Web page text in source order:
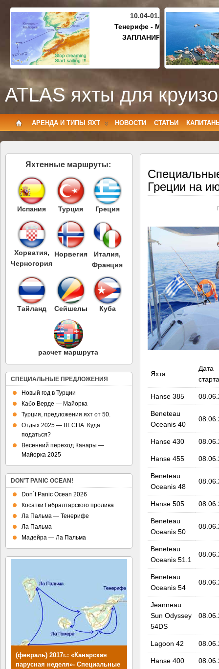
10.04-01.05.2027
Тенерифе - Майорка
ЗАПЛАНИРОВАНО
ATLAS яхты для
АРЕНДА И ТИПЫ ЯХТ НОВОСТИ СТАТЬИ
Греции на
Яхта
Дата
старта
Hanse 385
Beneteau
Oceanis 40
Hanse 430
Hanse 455
Beneteau
Oceanis 48
Hanse 505
Beneteau
Oceanis 50
Beneteau
Oceanis 51.1
Beneteau
Oceanis 54
Jeanneau
Sun Odyssey
54DS
Lagoon 42
Hanse 400
Яхтенные маршруты:
Испания Турция Греция
Хорватия,
Черногория
Норвегия
Италия,
Франция
Тайланд Сейшелы Куба
расчет маршрута
СПЕЦИАЛЬНЫЕ ПРЕДЛОЖЕНИЯ
Новый год в Турции
Кабо Верде — Майорка
Турция, предложения яхт от 50.
Отдых 2025 — ВЕСНА: Куда
податься?
Весенний переход Канары —
Майорка 2025
DON’T PANIC OCEAN!
Don`t Panic Ocean 2026
Косатки Гибралтарского пролива
Ла Пальма — Тенерифе
Ла Пальма
Мадейра — Ла Пальма
(февраль) 2017г.: «Канарская
парусная неделя»- Специальные